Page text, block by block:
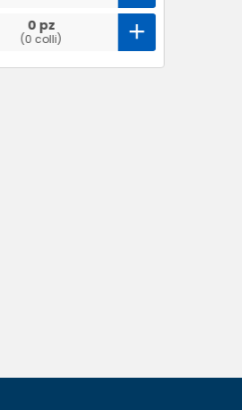
0 pz
(0 colli)